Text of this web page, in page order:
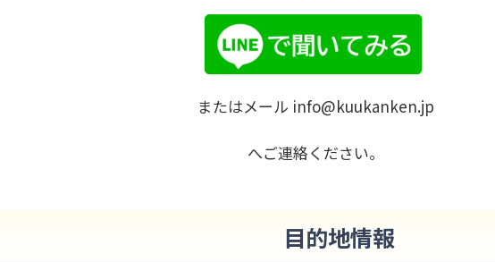
またはメール info@kuukanken.jp
へご連絡ください。
目的地情報